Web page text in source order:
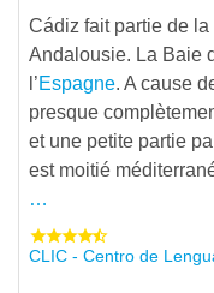
Cádiz fait partie de la
Andalousie. La Baie
l’Espagne. A cause
presque
et une petite partie
est moitié
…
CLIC - Centro de